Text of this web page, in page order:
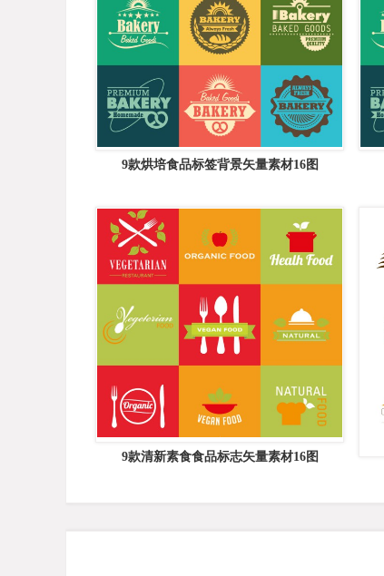
9款烘培食品标签背景矢量素材16图
9款清新素食食品标志矢量素材16图